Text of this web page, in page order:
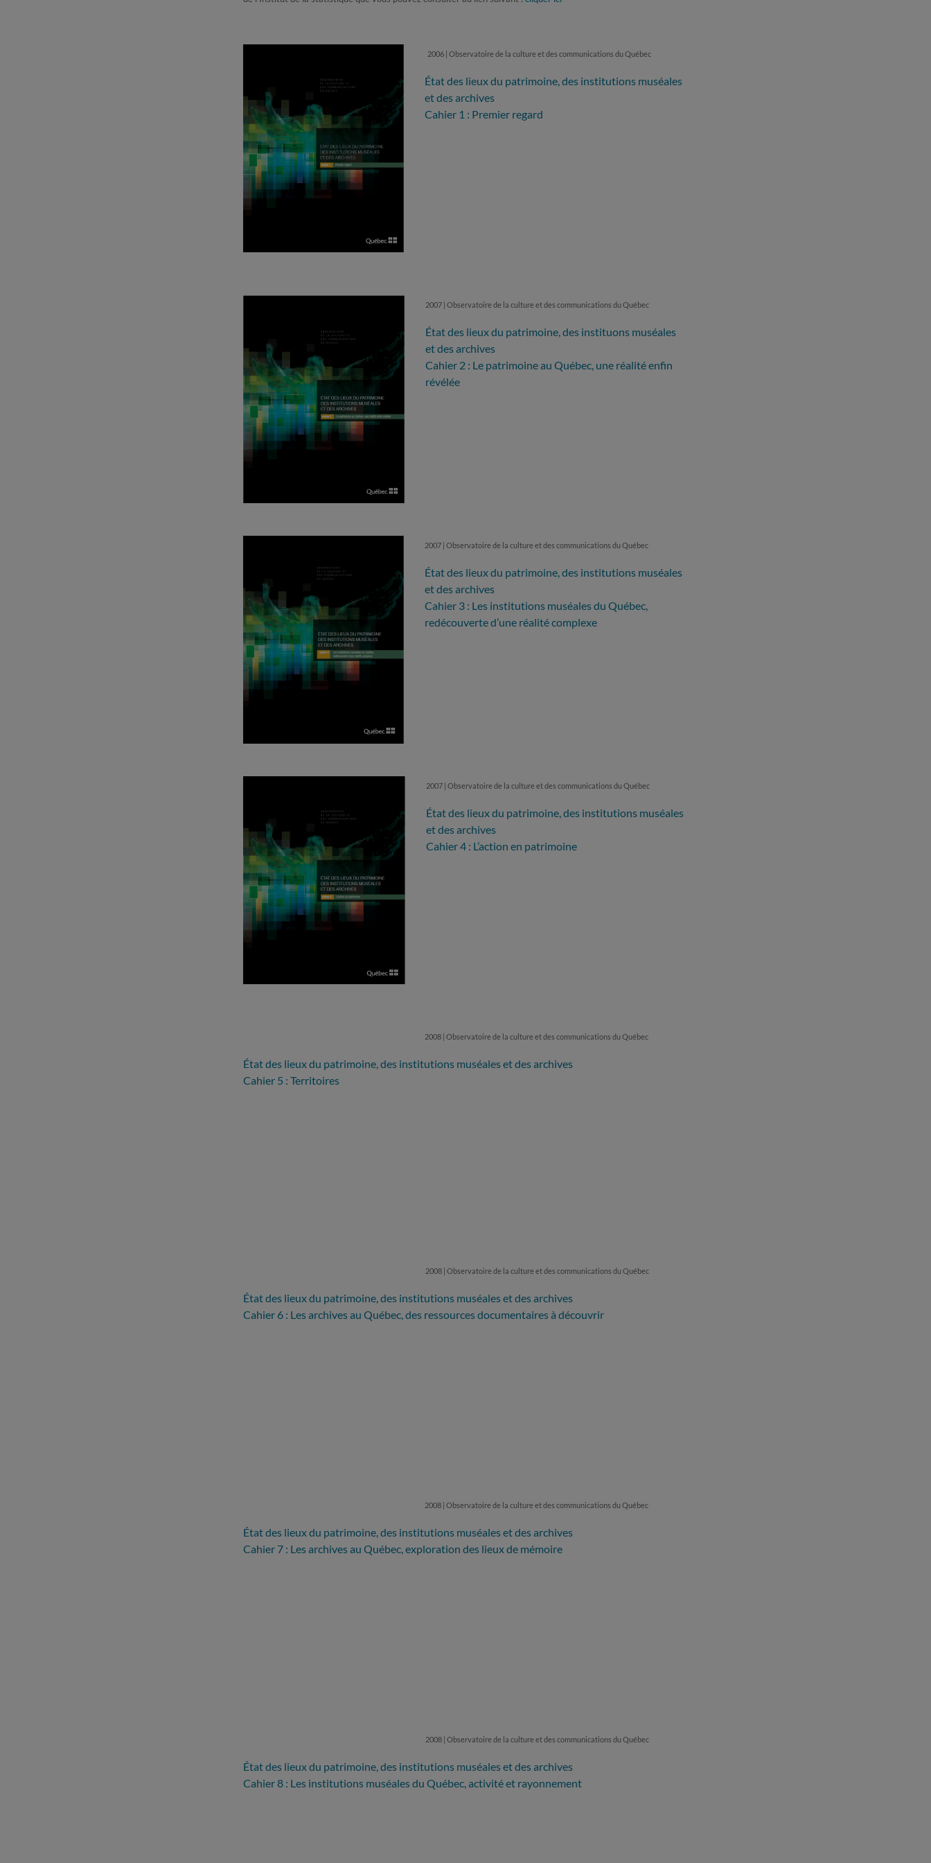
2006 | Observatoire de la culture et des communications du Québec
État des lieux du patrimoine, des institutions muséales
et des archives
Cahier 1 : Premier regard
2007 | Observatoire de la culture et des communications du Québec
État des lieux du patrimoine, des instituons muséales
et des archives
Cahier 2 : Le patrimoine au Québec, une réalité enfin
révélée
2007 | Observatoire de la culture et des communications du Québec
État des lieux du patrimoine, des institutions muséales
et des archives
Cahier 3 : Les institutions muséales du Québec,
redécouverte d’une réalité complexe
2007 | Observatoire de la culture et des communications du Québec
État des lieux du patrimoine, des institutions muséales
et des archives
Cahier 4 : L’action en patrimoine
2008 | Observatoire de la culture et des communications du Québec
État des lieux du patrimoine, des institutions muséales et des archives
Cahier 5 : Territoires
2008 | Observatoire de la culture et des communications du Québec
État des lieux du patrimoine, des institutions muséales et des archives
Cahier 6 : Les archives au Québec, des ressources documentaires à découvrir
2008 | Observatoire de la culture et des communications du Québec
État des lieux du patrimoine, des institutions muséales et des archives
Cahier 7 : Les archives au Québec, exploration des lieux de mémoire
2008 | Observatoire de la culture et des communications du Québec
État des lieux du patrimoine, des institutions muséales et des archives
Cahier 8 : Les institutions muséales du Québec, activité et rayonnement